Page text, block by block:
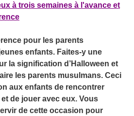
à trois semaines à l'avance et
pour les parents
enfants. Faites-y une
la signification d’Halloween et
les parents musulmans. Ceci
aux enfants de rencontrer
de jouer avec eux. Vous
de cette occasion pour